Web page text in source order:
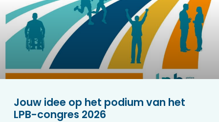
Jouw idee op het podium van het
LPB-congres 2026